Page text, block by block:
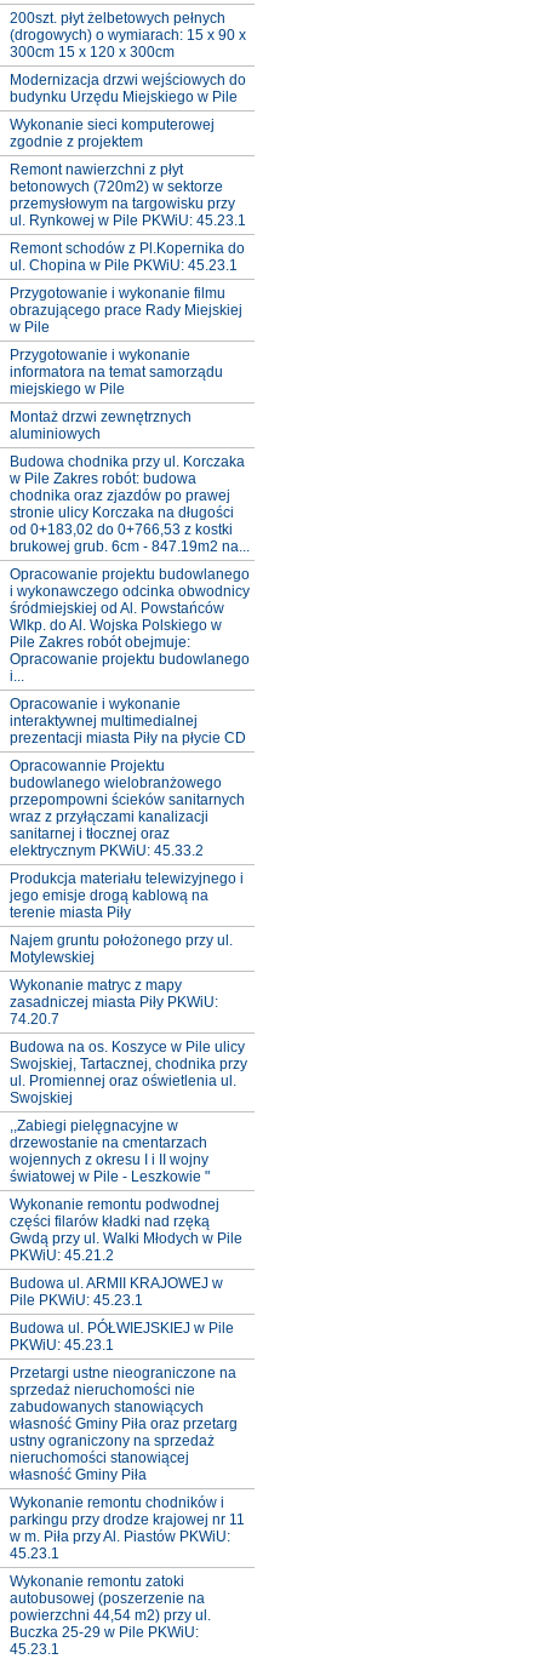
200szt. płyt żelbetowych pełnych
(drogowych) o wymiarach: 15 x 90 x
300cm 15 x 120 x 300cm
Modernizacja drzwi wejściowych do
budynku Urzędu Miejskiego w Pile
Wykonanie sieci komputerowej
zgodnie z projektem
Remont nawierzchni z płyt
betonowych (720m2) w sektorze
przemysłowym na targowisku przy
ul. Rynkowej w Pile PKWiU: 45.23.1
Remont schodów z Pl.Kopernika do
ul. Chopina w Pile PKWiU: 45.23.1
Przygotowanie i wykonanie filmu
obrazującego prace Rady Miejskiej
w Pile
Przygotowanie i wykonanie
informatora na temat samorządu
miejskiego w Pile
Montaż drzwi zewnętrznych
aluminiowych
Budowa chodnika przy ul. Korczaka
w Pile Zakres robót: budowa
chodnika oraz zjazdów po prawej
stronie ulicy Korczaka na długości
od 0+183,02 do 0+766,53 z kostki
brukowej grub. 6cm - 847.19m2 na...
Opracowanie projektu budowlanego
i wykonawczego odcinka obwodnicy
śródmiejskiej od Al. Powstańców
Wlkp. do Al. Wojska Polskiego w
Pile Zakres robót obejmuje:
Opracowanie projektu budowlanego
i...
Opracowanie i wykonanie
interaktywnej multimedialnej
prezentacji miasta Piły na płycie CD
Opracowannie Projektu
budowlanego wielobranżowego
przepompowni ścieków sanitarnych
wraz z przyłączami kanalizacji
sanitarnej i tłocznej oraz
elektrycznym PKWiU: 45.33.2
Produkcja materiału telewizyjnego i
jego emisje drogą kablową na
terenie miasta Piły
Najem gruntu położonego przy ul.
Motylewskiej
Wykonanie matryc z mapy
zasadniczej miasta Piły PKWiU:
74.20.7
Budowa na os. Koszyce w Pile ulicy
Swojskiej, Tartacznej, chodnika przy
ul. Promiennej oraz oświetlenia ul.
Swojskiej
,,Zabiegi pielęgnacyjne w
drzewostanie na cmentarzach
wojennych z okresu I i II wojny
światowej w Pile - Leszkowie "
Wykonanie remontu podwodnej
części filarów kładki nad rzęką
Gwdą przy ul. Walki Młodych w Pile
PKWiU: 45.21.2
Budowa ul. ARMII KRAJOWEJ w
Pile PKWiU: 45.23.1
Budowa ul. PÓŁWIEJSKIEJ w Pile
PKWiU: 45.23.1
Przetargi ustne nieograniczone na
sprzedaż nieruchomości nie
zabudowanych stanowiących
własność Gminy Piła oraz przetarg
ustny ograniczony na sprzedaż
nieruchomości stanowiącej
własność Gminy Piła
Wykonanie remontu chodników i
parkingu przy drodze krajowej nr 11
w m. Piła przy Al. Piastów PKWiU:
45.23.1
Wykonanie remontu zatoki
autobusowej (poszerzenie na
powierzchni 44,54 m2) przy ul.
Buczka 25-29 w Pile PKWiU:
45.23.1